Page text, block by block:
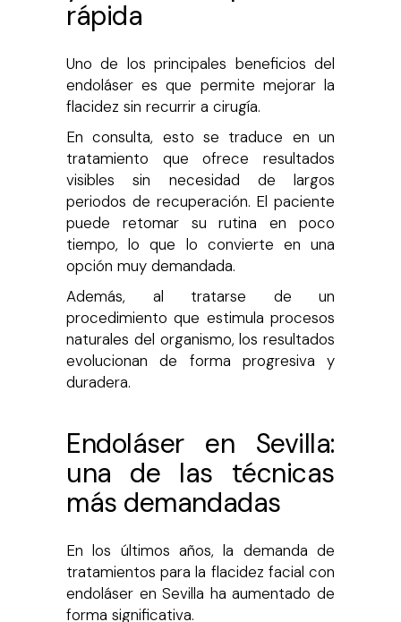
rápida
Uno de los principales beneficios del
endoláser es que permite mejorar la
flacidez sin recurrir a cirugía.
En consulta, esto se traduce en un
tratamiento que ofrece resultados
visibles sin necesidad de largos
periodos de recuperación. El paciente
puede retomar su rutina en poco
tiempo, lo que lo convierte en una
opción muy demandada.
Además, al tratarse de un
procedimiento que estimula procesos
naturales del organismo, los resultados
evolucionan de forma progresiva y
duradera.
Endoláser en Sevilla:
una de las técnicas
más demandadas
En los últimos años, la demanda de
tratamientos para la flacidez facial con
endoláser en Sevilla ha aumentado de
forma significativa.